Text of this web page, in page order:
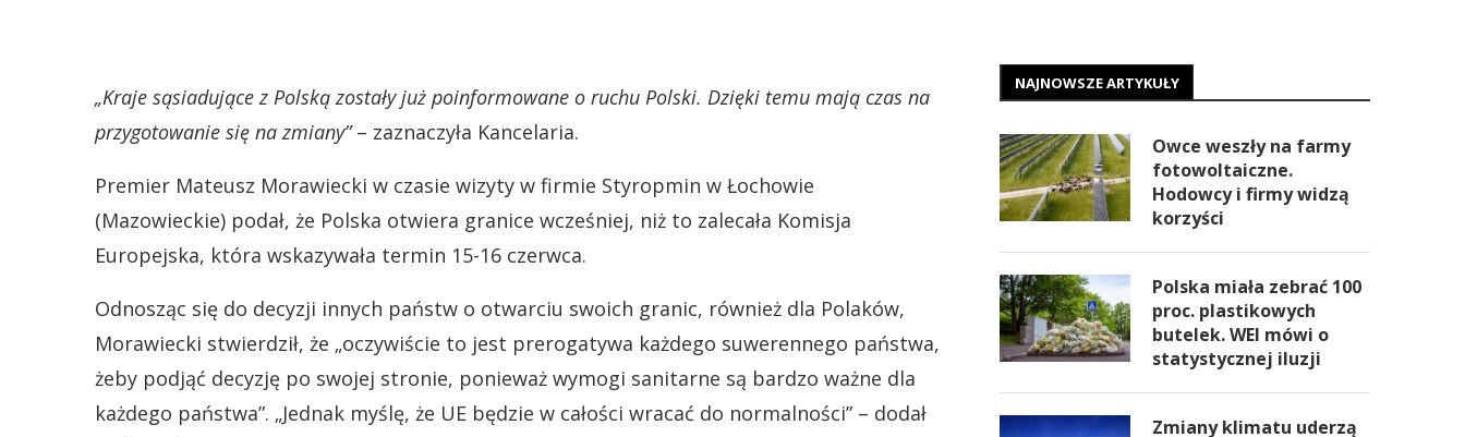
„Kraje sąsiadujące z Polską zostały już poinformowane o ruchu Polski. Dzięki temu mają czas na
przygotowanie się na zmiany”– zaznaczyła Kancelaria.
Premier Mateusz Morawiecki w czasie wizyty w firmie Styropmin w Łochowie
(Mazowieckie) podał, że Polska otwiera granice wcześniej, niż to zalecała Komisja
Europejska, która wskazywała termin 15-16 czerwca.
Odnosząc się do decyzji innych państw o otwarciu swoich granic, również dla Polaków,
Morawiecki stwierdził, że „oczywiście to jest prerogatywa każdego suwerennego państwa,
żeby podjąć decyzję po swojej stronie, ponieważ wymogi sanitarne są bardzo ważne dla
każdego państwa”. „Jednak myślę, że UE będzie w całości wracać do normalności” – dodał
NAJNOWSZE ARTYKUŁY
Owce weszły na farmy
fotowoltaiczne.
Hodowcy i firmy widzą
korzyści
Polska miała zebrać 100
proc. plastikowych
butelek. WEI mówi o
statystycznej iluzji
Zmiany klimatu uderzą